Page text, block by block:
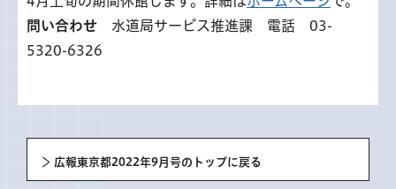
問い合わせ 水道局サービス推進課 電話 03-
5320-6326
広報東京都2022年9月号のトップに戻る